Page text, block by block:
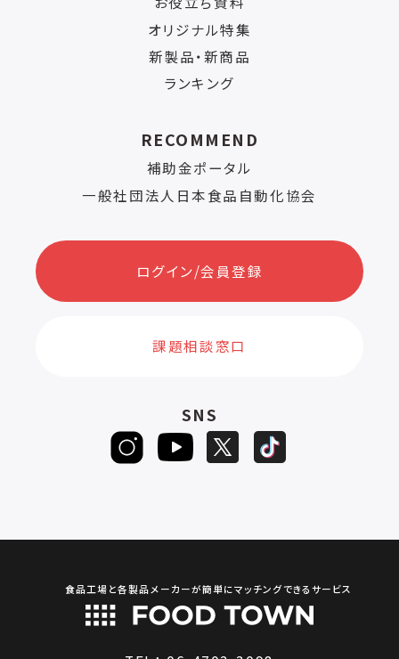
オリジナル特集
新製品・新商品
ランキング
RECOMMEND
補助金ポータル
一般社団法人日本食品自動化協会
ログイン/会員登録
課題相談窓口
SNS
食品工場と各製品メーカーが簡単にマッチングできるサービス